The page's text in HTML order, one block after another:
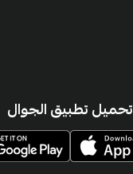
تحميل تطبيق الجوال